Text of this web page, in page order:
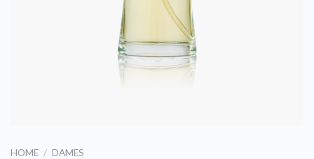
HOME / DAMES